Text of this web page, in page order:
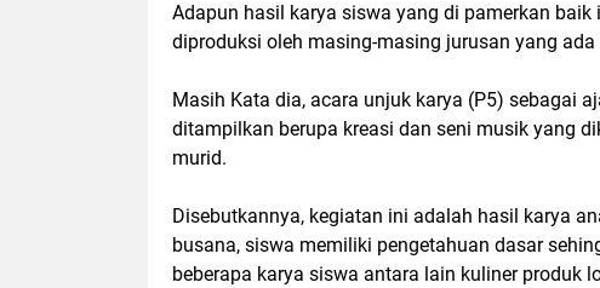
Adapun hasil karya siswa yang di pamerkan
diproduksi oleh masing-masing jurusan yang
Masih Kata dia, acara unjuk karya (P5) sebagai
ditampilkan berupa kreasi dan seni musik yang
murid.
Disebutkannya, kegiatan ini adalah hasil karya
busana, siswa memiliki pengetahuan dasar
beberapa karya siswa antara lain kuliner produk